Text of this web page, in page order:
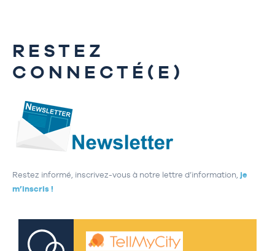
RESTEZ
CONNECTÉ(E)
Restez informé, inscrivez-vous à notre lettre d’information, je
m’inscris !